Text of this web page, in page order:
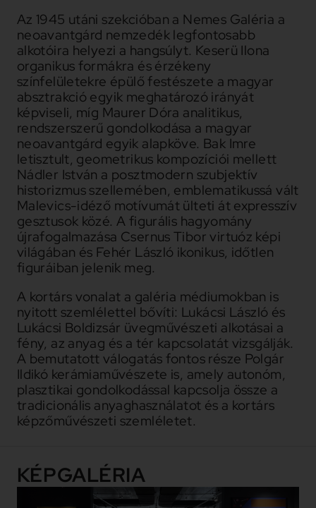
Az 1945 utáni szekcióban a Nemes Galéria a
neoavantgárd nemzedék legfontosabb
alkotóira helyezi a hangsúlyt. Keserü Ilona
organikus formákra és érzékeny
színfelületekre épülő festészete a magyar
absztrakció egyik meghatározó irányát
képviseli, míg Maurer Dóra analitikus,
rendszerszerű gondolkodása a magyar
neoavantgárd egyik alapköve. Bak Imre
letisztult, geometrikus kompozíciói mellett
Nádler István a posztmodern szubjektív
historizmus szellemében, emblematikussá vált
Malevics-idéző motívumát ülteti át expresszív
gesztusok közé. A figurális hagyomány
újrafogalmazása Csernus Tibor virtuóz képi
világában és Fehér László ikonikus, időtlen
figuráiban jelenik meg.
A kortárs vonalat a galéria médiumokban is
nyitott szemlélettel bővíti: Lukácsi László és
Lukácsi Boldizsár üvegművészeti alkotásai a
fény, az anyag és a tér kapcsolatát vizsgálják.
A bemutatott válogatás fontos része Polgár
Ildikó kerámiaművészete is, amely autonóm,
plasztikai gondolkodással kapcsolja össze a
tradicionális anyaghasználatot és a kortárs
képzőművészeti szemléletet.
KÉPGALÉRIA